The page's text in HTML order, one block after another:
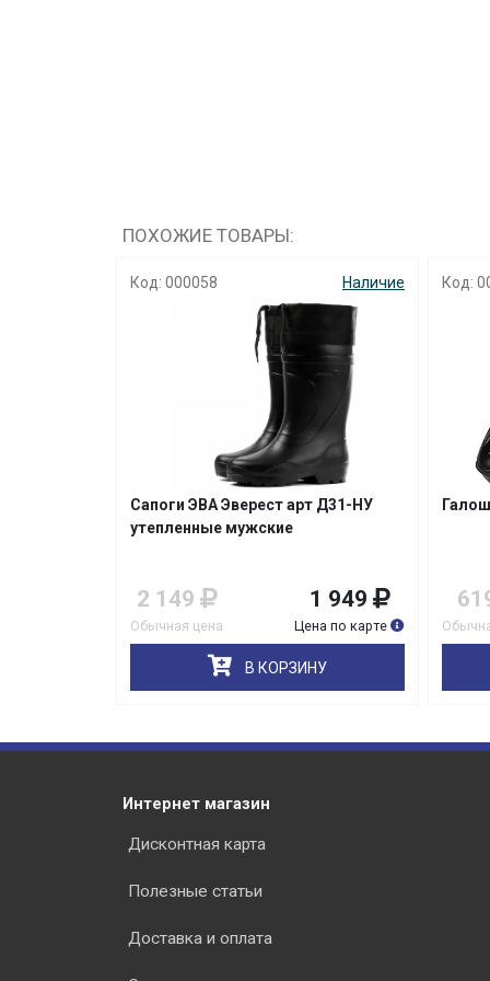
ПОХОЖИЕ ТОВАРЫ:
Код: 000058 Наличие
Сапоги ЭВА Эверест арт Д31-НУ
утепленные мужские
2 149
Обычная цена
1 949
Цена по карте
В КОРЗИНУ
Код:
Интернет магазин
Дисконтная карта
Полезные статьи
Доставка и оплата